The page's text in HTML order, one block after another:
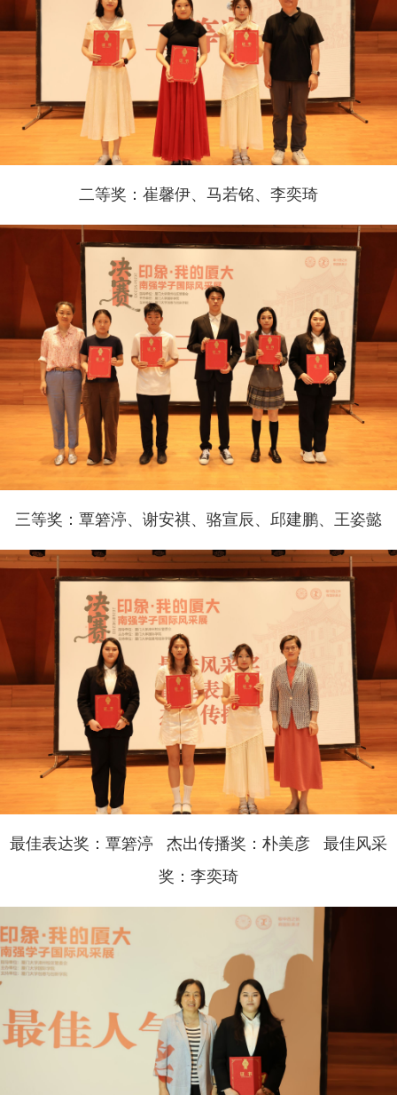
二等奖：崔馨伊、马若铭、李奕琦
三等奖：覃箬渟、谢安祺、骆宣辰、邱建鹏、王姿懿
最佳表达奖：覃箬渟 杰出传播奖：朴美彦 最佳风采
奖：李奕琦